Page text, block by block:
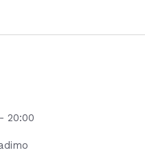
20:00